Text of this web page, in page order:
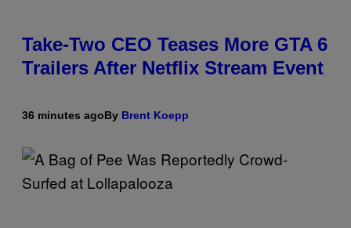
Take-Two CEO Teases More GTA 6
Trailers After Netflix Stream Event
36 minutes agoBy Brent Koepp